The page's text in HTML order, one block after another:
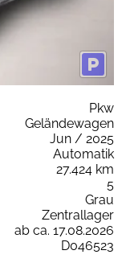
Pkw
Geländewagen
Jun / 2025
Automatik
27.424 km
5
Grau
Zentrallager
ab ca. 17.08.2026
D046523